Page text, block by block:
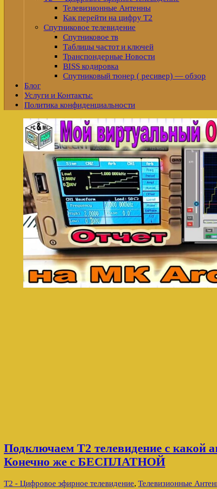
Телевизионные Антенны
Как перейти на цифру Т2
Спутниковое телевидение
Спутниковое тв
Таблицы частот и ключей
Транспондерные Новости
BISS кодировка
Спутниковый тюнер ( ресивер) — обзор
Блог
Услуги и Контакты:
Политика конфиденциальности
Подключаем Т2 телевидение с какой
Конечно же с БЕСПЛАТНОЙ
Т2 - Цифровое эфирное телевидение, Телевизионные